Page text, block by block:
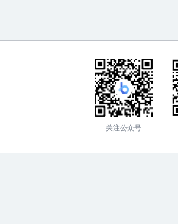
关注公众号